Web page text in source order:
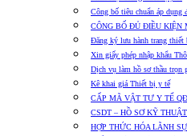
Công bố tiêu chuẩn áp
CÔNG BỐ ĐỦ ĐIỀU KIỆN
Đăng ký lưu hành trang
Xin giấy phép nhập khẩu
Dịch vụ làm hồ sơ thầu trọn
Kê khai giá Thiết bị y tế
CẤP MÃ VẬT TƯ Y TẾ
CSDT – HỒ SƠ KỸ
HỢP THỨC HÓA LÃNH